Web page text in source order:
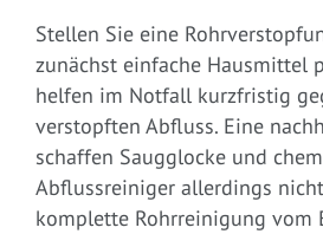
Stellen Sie eine
zunächst einfache Hausmittel
helfen im Notfall kurzfristig
verstopften Abfluss. Eine
schaffen Saugglocke und
Abflussreiniger allerdings
komplette Rohrreinigung vom